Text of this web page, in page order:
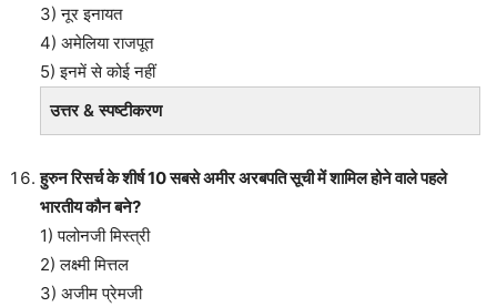
3) नूर इनायत
4) अमेलिया राजपूत
5) इनमें से कोई नहीं
उत्तर & स्पष्टीकरण
हुरुन रिसर्च के शीर्ष 10 सबसे अमीर अरबपति सूची में शामिल होने वाले पहले
भारतीय कौन बने?
1) पलोनजी मिस्त्री
2) लक्ष्मी मित्तल
3) अजीम प्रेमजी